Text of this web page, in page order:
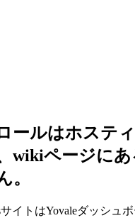
ールはホステ
wikiページに
。
サイトはYovaleダッシュ